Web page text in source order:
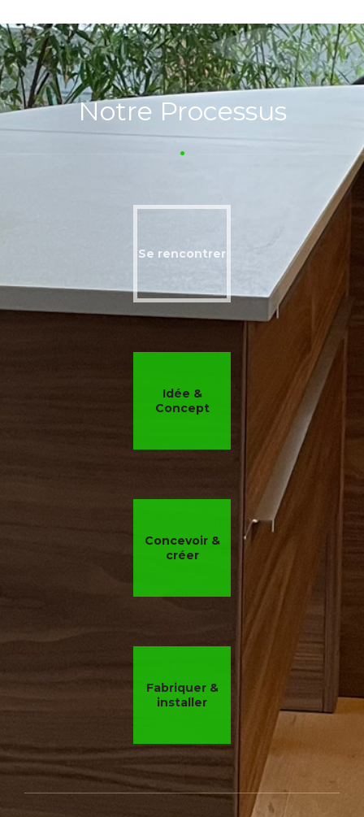
Notre Processus
Se rencontrer
Idée &
Concept
Concevoir &
créer
Fabriquer &
installer